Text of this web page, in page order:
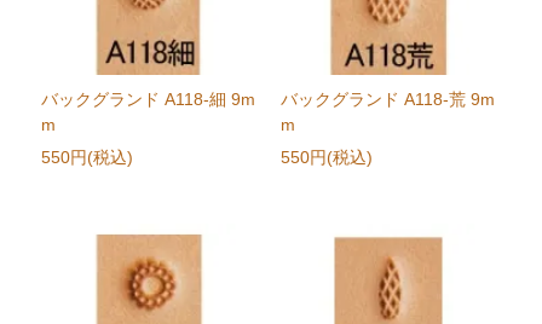
バックグランド A118-細 9m
m
550円(税込)
バックグランド A118-荒 9m
m
550円(税込)